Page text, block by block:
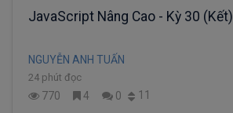
JavaScript Nâng Cao - Kỳ 30 (Kết)
NGUYỄN ANH TUẤN
24 phút đọc
770 4 0 11